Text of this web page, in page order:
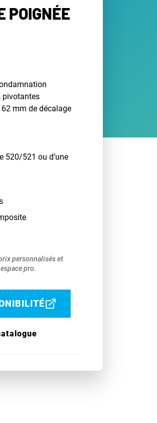
POIGNÉE
pivotantes
mm de décalage
520/521 ou d’une
personnalisés et
pro.